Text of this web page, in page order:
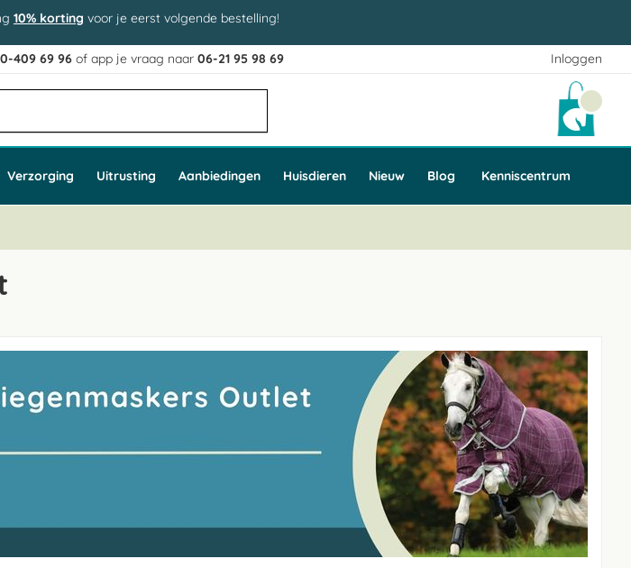
10% korting voor je eerst volgende bestelling!
Inloggen
409 69 96 of app je vraag naar06-21 95 98 69
Verzorging Uitrusting Aanbiedingen Huisdieren Nieuw Blog Kenniscentrum